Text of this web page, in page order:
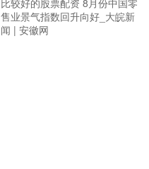
比较好的股票配资 8月份中国零
售业景气指数回升向好_大皖新
闻 | 安徽网